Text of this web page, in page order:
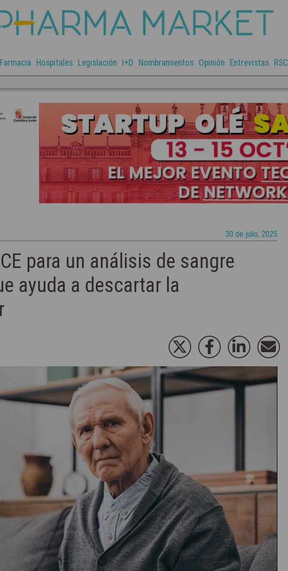
Farmacia Hospitales Legislación I+D Nombramientos Opinión Entrevistas RSC
30 de julio, 2025
para un análisis de sangre
ayuda a descartar la